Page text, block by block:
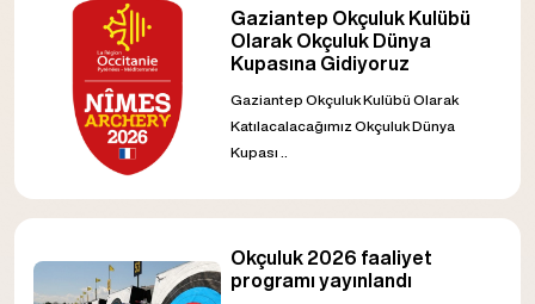
Gaziantep Okçuluk Kulübü
Olarak Okçuluk Dünya
Kupasına Gidiyoruz
Gaziantep Okçuluk Kulübü Olarak
Katılacalacağımız Okçuluk Dünya
Kupası ..
Okçuluk 2026 faaliyet
programı yayınlandı